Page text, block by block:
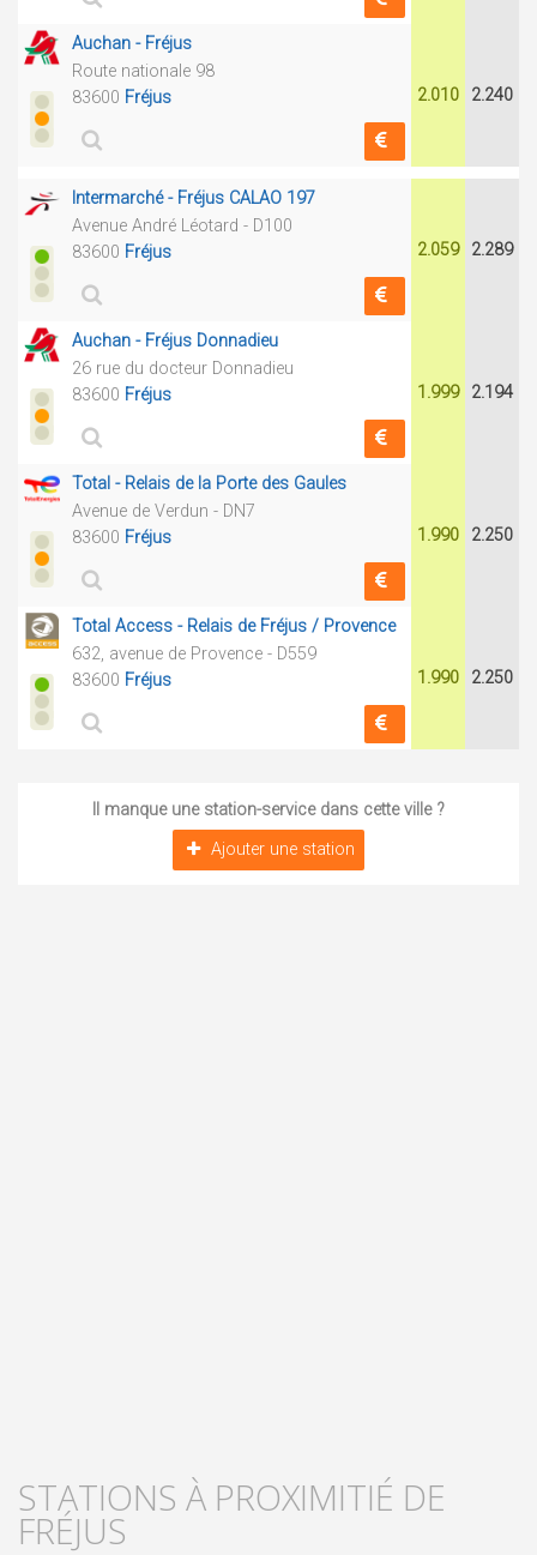
Auchan - Fréjus
Route nationale 98
83600 Fréjus 2.010 2.240
Intermarché - Fréjus CALAO 197
Avenue André Léotard - D100
83600 Fréjus 2.059 2.289
Auchan - Fréjus Donnadieu
26 rue du docteur Donnadieu
83600 Fréjus 1.999 2.194
Total - Relais de la Porte des Gaules
Avenue de Verdun - DN7
83600 Fréjus 1.990 2.250
Total Access - Relais de Fréjus / Provence
632, avenue de Provence - D559
83600 Fréjus 1.990 2.250
Il manque une station-service dans cette ville ?
Ajouter une station
STATIONS À PROXIMITIÉ DE
FRÉJUS